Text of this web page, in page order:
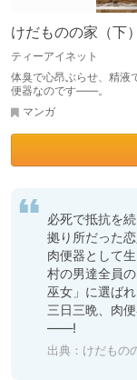
けだものの家（下）
ティーアイネット
体臭で心昂ぶらせ、精液
便器なのです――。
マンガ
必死で抵抗を
拠り所だった
肉便器として
村の男達全員
巫女」に選ばれ
三日三晩、肉
――!
出典： けだものの